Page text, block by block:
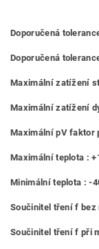
Doporučená
Doporučená
Maximální zatížení
Maximální zatížení
Maximální pV faktor
Maximální teplota :
Minimální teplota : -
Součinitel tření f bez
Součinitel tření f při